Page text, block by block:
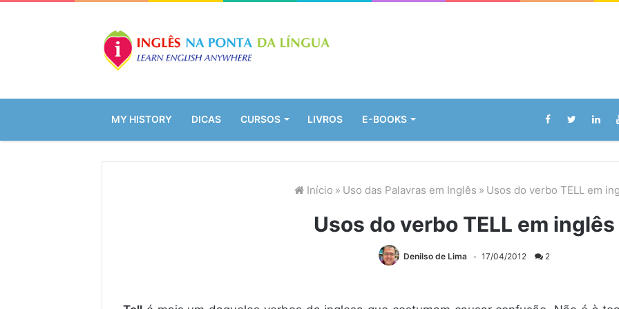
MY HISTORY DICAS CURSOS LIVROS E-BOOKS
Início » Uso das Palavras em Inglês » Usos do verbo TELL em
Usos do verbo TELL em inglês
Denilso de Lima 17/04/2012 2